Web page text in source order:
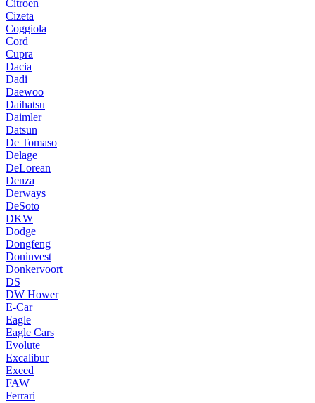
Citroen
Cizeta
Coggiola
Cord
Cupra
Dacia
Dadi
Daewoo
Daihatsu
Daimler
Datsun
De Tomaso
Delage
DeLorean
Denza
Derways
DeSoto
DKW
Dodge
Dongfeng
Doninvest
Donkervoort
DS
DW Hower
E-Car
Eagle
Eagle Cars
Evolute
Excalibur
Exeed
FAW
Ferrari